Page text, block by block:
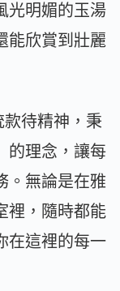
光明媚的玉湯
能欣賞到壯麗
款待精神，秉
的理念，讓每
。無論是在雅
裡，隨時都能
在這裡的每一